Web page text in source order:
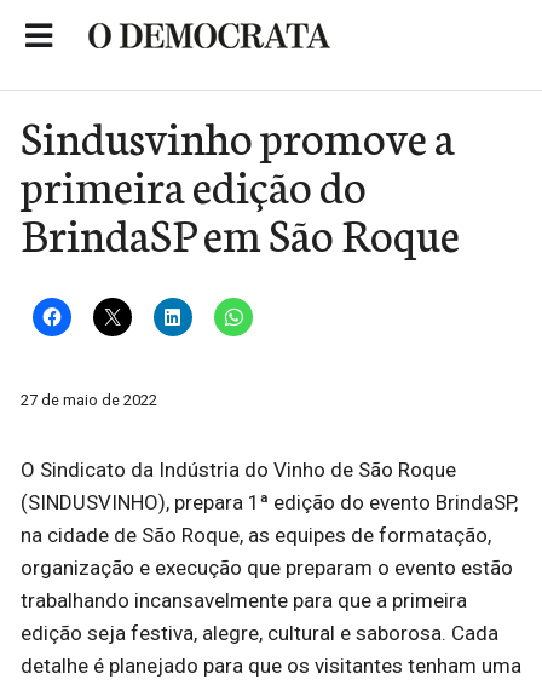
Sindusvinho promove a
primeira edição do
BrindaSP em São Roque
27 de maio de 2022
O Sindicato da Indústria do Vinho de São Roque
(SINDUSVINHO), prepara 1ª edição do evento BrindaSP,
na cidade de São Roque, as equipes de formatação,
organização e execução que preparam o evento estão
trabalhando incansavelmente para que a primeira
edição seja festiva, alegre, cultural e saborosa. Cada
detalhe é planejado para que os visitantes tenham uma